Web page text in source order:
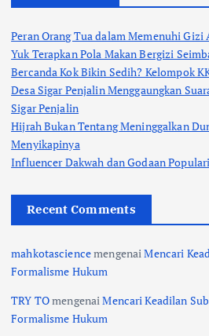
Peran Orang Tua dalam Memenuhi Gizi
Yuk Terapkan Pola Makan Bergizi
Bercanda Kok Bikin Sedih? Kelompok
Desa Sigar Penjalin Menggaungkan
Sigar Penjalin
Hijrah Bukan Tentang Meninggalkan
Menyikapinya
Influencer Dakwah dan Godaan
Recent Comments
mahkotasciencemengenaiMencari
Formalisme Hukum
TRY TOmengenaiMencari Keadilan
Formalisme Hukum